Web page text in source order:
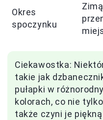
Okres
spoczynku
Ciekawostka:
takie jak
pułapki w
kolorach, co nie
także czyni je